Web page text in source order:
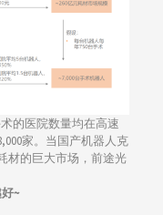
的医院数量均在高速
家。当国产机器人克
材的巨大市场，前途光
~